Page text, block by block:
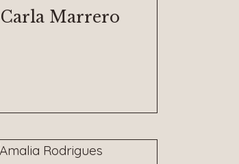
Carla Marrero